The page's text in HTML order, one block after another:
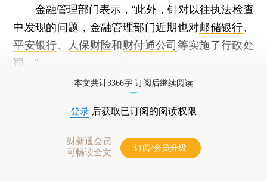
金融管理部门表示，“此外，针对以往执法检查
中发现的问题，金融管理部门近期也对邮储银行、
平安银行、 人保财险和财付通公司等实施了行政处
罚。”
本文共计3366字 订阅后继续阅读
登录 后获取已订阅的阅读权限
财新通会员
可畅读全文
订阅/会员升级